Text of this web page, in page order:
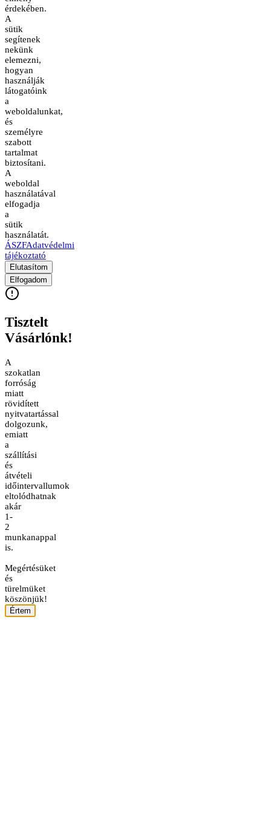
érdekében.
A
sütik
segítenek
nekünk
elemezni,
hogyan
használják
látogatóink
a
weboldalunkat,
és
személyre
szabott
tartalmat
biztosítani.
A
weboldal
használatával
elfogadja
a
sütik
használatát.
ÁSZFAdatvédelmi
tájékoztató
Elutasítom
Elfogadom
Tisztelt
Vásárlónk!
A
szokatlan
forróság
miatt
rövidített
nyitvatartással
dolgozunk,
emiatt
a
szállítási
és
átvételi
időintervallumok
eltolódhatnak
akár
1-
2
munkanappal
is.
Megértésüket
és
türelmüket
köszönjük!
Értem